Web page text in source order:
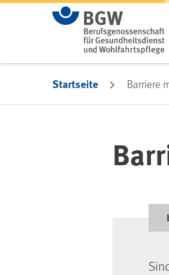
Zum Hauptinhalt springen
Startseite Barriere